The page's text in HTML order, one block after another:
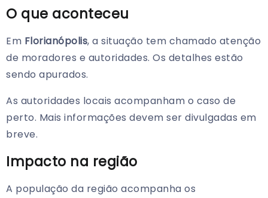
O que aconteceu
Em Florianópolis, a situação tem chamado atenção
de moradores e autoridades. Os detalhes estão
sendo apurados.
As autoridades locais acompanham o caso de
perto. Mais informações devem ser divulgadas em
breve.
Impacto na região
A população da região acompanha os